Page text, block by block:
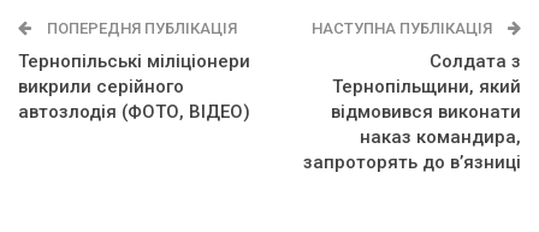
ПОПЕРЕДНЯ ПУБЛІКАЦІЯ
Тернопільські міліціонери
викрили серійного
автозлодія (ФОТО, ВІДЕО)
НАСТУПНА ПУБЛІКАЦІЯ
Солдата з
Тернопільщини, який
відмовився виконати
наказ командира,
запроторять до в’язниці